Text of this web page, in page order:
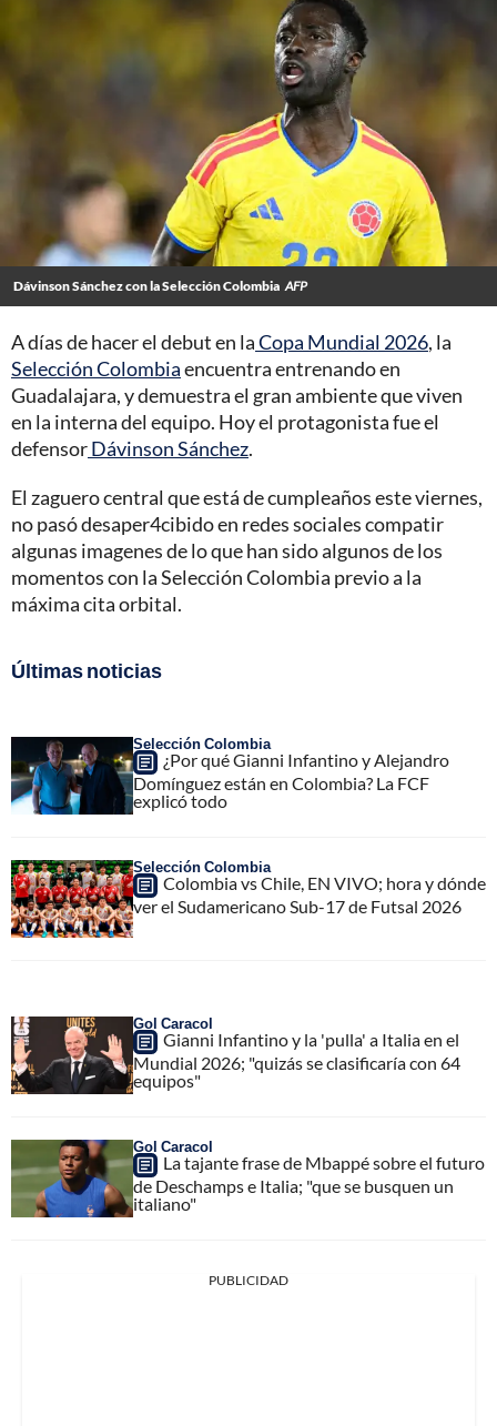
Dávinson Sánchez con la Selección Colombia AFP
A días de hacer el debut en laCopa Mundial 2026, la
Selección Colombiaencuentra entrenando en
Guadalajara, y demuestra el gran ambiente que viven
en la interna del equipo. Hoy el protagonista fue el
defensorDávinson Sánchez.
El zaguero central que está de cumpleaños este viernes,
no pasó desaper4cibido en redes sociales compatir
algunas imagenes de lo que han sido algunos de los
momentos con la Selección Colombia previo a la
máxima cita orbital.
Últimas noticias
Selección Colombia
¿Por qué Gianni Infantino y Alejandro
Domínguez están en Colombia? La FCF
explicó todo
Selección Colombia
Colombia vs Chile, EN VIVO; hora y dónde
ver el Sudamericano Sub-17 de Futsal 2026
Gol Caracol
Gianni Infantino y la 'pulla' a Italia en el
Mundial 2026; "quizás se clasificaría con 64
equipos"
Gol Caracol
La tajante frase de Mbappé sobre el futuro
de Deschamps e Italia; "que se busquen un
italiano"
PUBLICIDAD